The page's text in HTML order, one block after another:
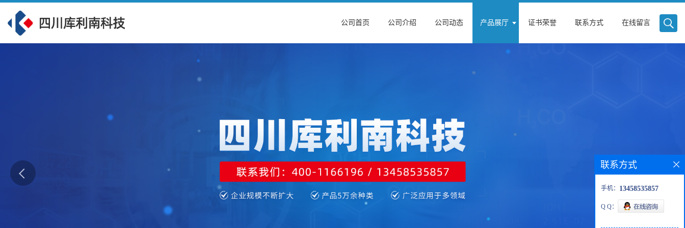
公司首页 公司介绍 公司动态 产品展厅 证书荣誉 联系方式 在线留言
联系方式
手机： 13458535857
Q Q：